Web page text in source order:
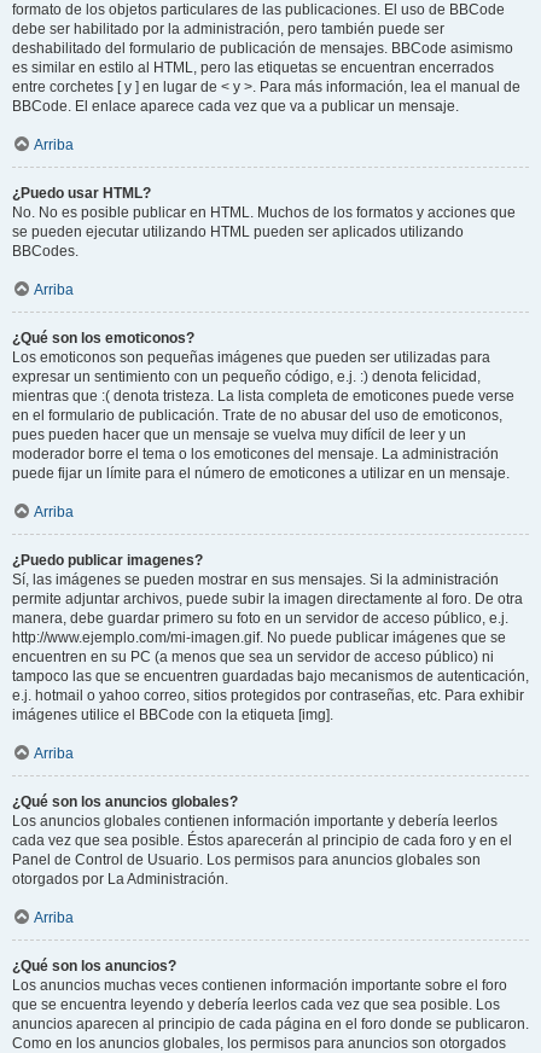
formato de los objetos particulares de las publicaciones. El uso de BBCode
debe ser habilitado por la administración, pero también puede ser
deshabilitado del formulario de publicación de mensajes. BBCode asimismo
es similar en estilo al HTML, pero las etiquetas se encuentran encerrados
entre corchetes [ y ] en lugar de < y >. Para más información, lea el manual de
BBCode. El enlace aparece cada vez que va a publicar un mensaje.
Arriba
¿Puedo usar HTML?
No. No es posible publicar en HTML. Muchos de los formatos y acciones que
se pueden ejecutar utilizando HTML pueden ser aplicados utilizando
BBCodes.
Arriba
¿Qué son los emoticonos?
Los emoticonos son pequeñas imágenes que pueden ser utilizadas para
expresar un sentimiento con un pequeño código, e.j. :) denota felicidad,
mientras que :( denota tristeza. La lista completa de emoticones puede verse
en el formulario de publicación. Trate de no abusar del uso de emoticonos,
pues pueden hacer que un mensaje se vuelva muy difícil de leer y un
moderador borre el tema o los emoticones del mensaje. La administración
puede fijar un límite para el número de emoticones a utilizar en un mensaje.
Arriba
¿Puedo publicar imagenes?
Sí, las imágenes se pueden mostrar en sus mensajes. Si la administración
permite adjuntar archivos, puede subir la imagen directamente al foro. De otra
manera, debe guardar primero su foto en un servidor de acceso público, e.j.
http://www.ejemplo.com/mi-imagen.gif. No puede publicar imágenes que se
encuentren en su PC (a menos que sea un servidor de acceso público) ni
tampoco las que se encuentren guardadas bajo mecanismos de autenticación,
e.j. hotmail o yahoo correo, sitios protegidos por contraseñas, etc. Para exhibir
imágenes utilice el BBCode con la etiqueta [img].
Arriba
¿Qué son los anuncios globales?
Los anuncios globales contienen información importante y debería leerlos
cada vez que sea posible. Éstos aparecerán al principio de cada foro y en el
Panel de Control de Usuario. Los permisos para anuncios globales son
otorgados por La Administración.
Arriba
¿Qué son los anuncios?
Los anuncios muchas veces contienen información importante sobre el foro
que se encuentra leyendo y debería leerlos cada vez que sea posible. Los
anuncios aparecen al principio de cada página en el foro donde se publicaron.
Como en los anuncios globales, los permisos para anuncios son otorgados